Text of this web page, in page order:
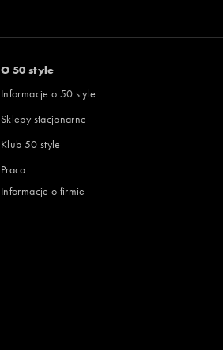
O 50 style
Informacje o 50 style
Sklepy stacjonarne
Klub 50 style
Praca
Informacje o firmie